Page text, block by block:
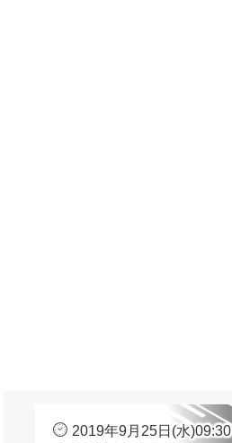
2019年9月25日(水)09:30